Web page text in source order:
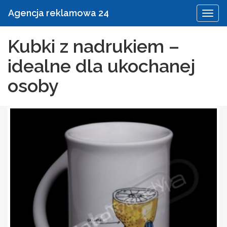
Agencja reklamowa 24
Kubki z nadrukiem –
idealne dla ukochanej
osoby